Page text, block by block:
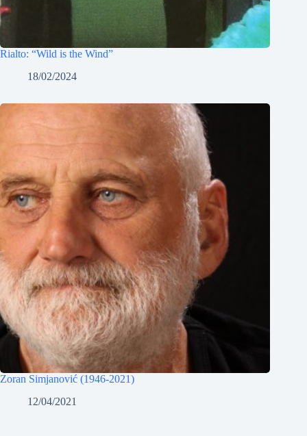
Rialto: “Wild is the Wind”
18/02/2024
Zoran Simjanović (1946-2021)
12/04/2021